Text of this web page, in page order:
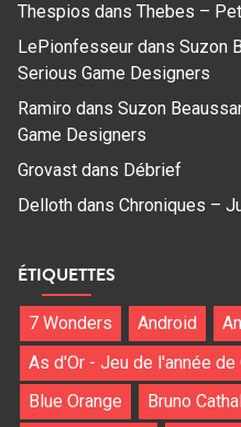
Thespios dans Thebes –
LePionfesseur dans Suzon
Serious Game Designers
Ramiro dans Suzon
Game Designers
Grovast dans Débrief
Delloth dans Chroniques –
ÉTIQUETTES
7 Wonders Android
As d'Or - Jeu de l'année de
Blue Orange
Bruno